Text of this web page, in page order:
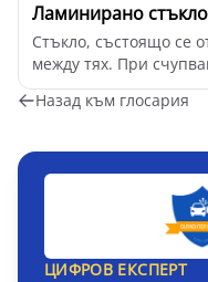
Ламинирано стъкло
Стъкло, състоящо се
между тях. При
Назад към глосария
ЦИФРОВ ЕКСПЕРТ